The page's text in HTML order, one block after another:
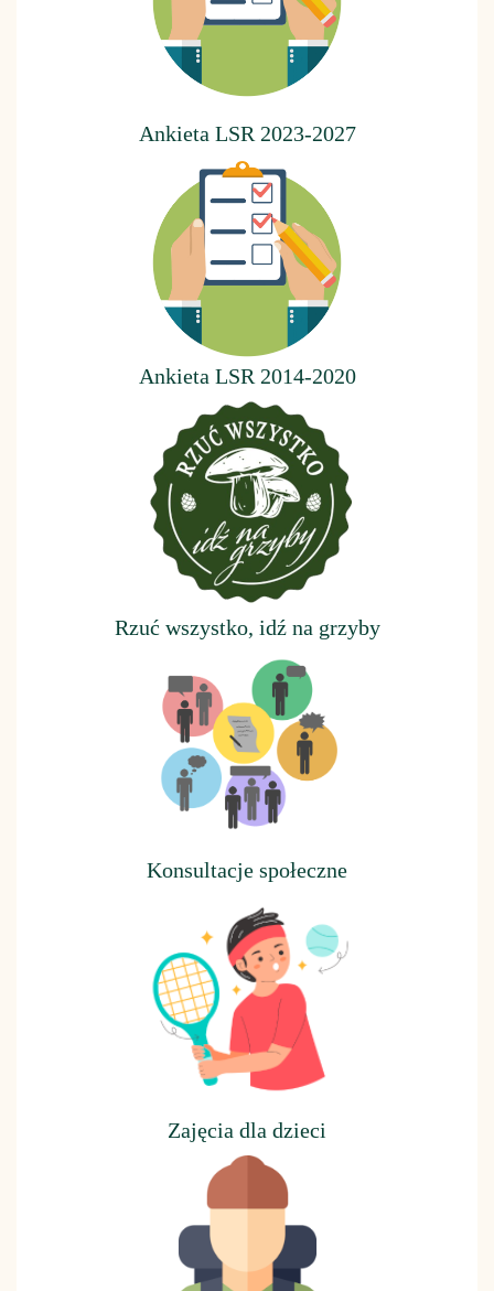
Ankieta LSR 2023-2027
Ankieta LSR 2014-2020
Rzuć wszystko, idź na grzyby
Konsultacje społeczne
Zajęcia dla dzieci